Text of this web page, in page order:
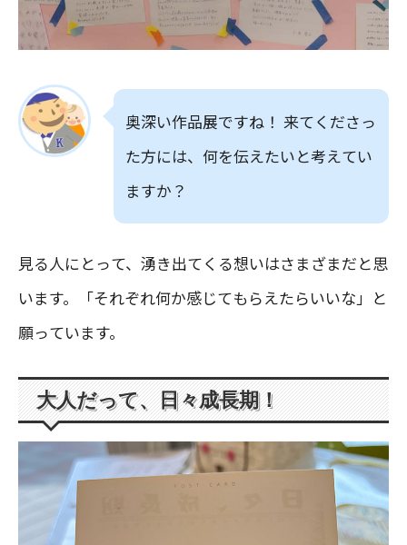
奥深い作品展ですね！ 来てくださっ
た方には、何を伝えたいと考えてい
ますか？
見る人にとって、湧き出てくる想いはさまざまだと思
います。「それぞれ何か感じてもらえたらいいな」と
願っています。
大人だって、日々成長期！